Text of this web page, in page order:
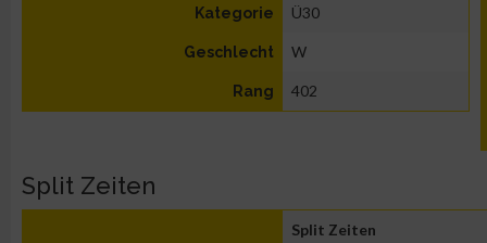
Kategorie Ü30
Geschlecht W
Rang 402
Split Zeiten
Split Zeiten